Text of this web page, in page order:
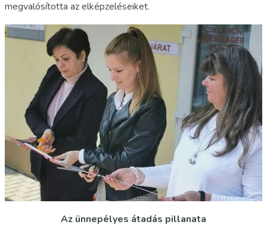
megvalósította az elképzeléseiket.
Az ünnepélyes átadás pillanata